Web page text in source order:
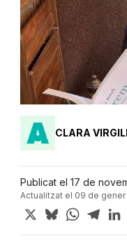
CLARA VIRGILI
Publicat el 17 de
Actualitzat el 09 de
X Bluesky